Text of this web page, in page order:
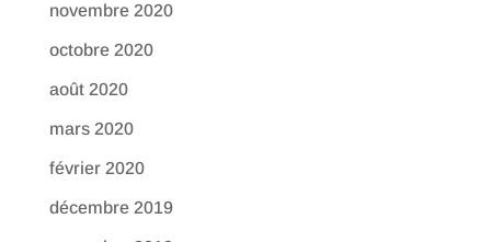
novembre 2020
octobre 2020
août 2020
mars 2020
février 2020
décembre 2019